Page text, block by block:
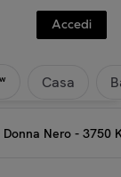
Accedi
Casa
Donna Nero - 3750